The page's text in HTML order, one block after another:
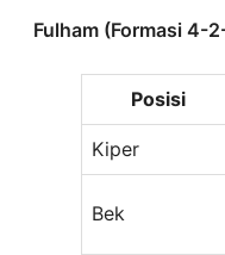
Fulham (Formasi 4-
Posisi
Kiper
Bek